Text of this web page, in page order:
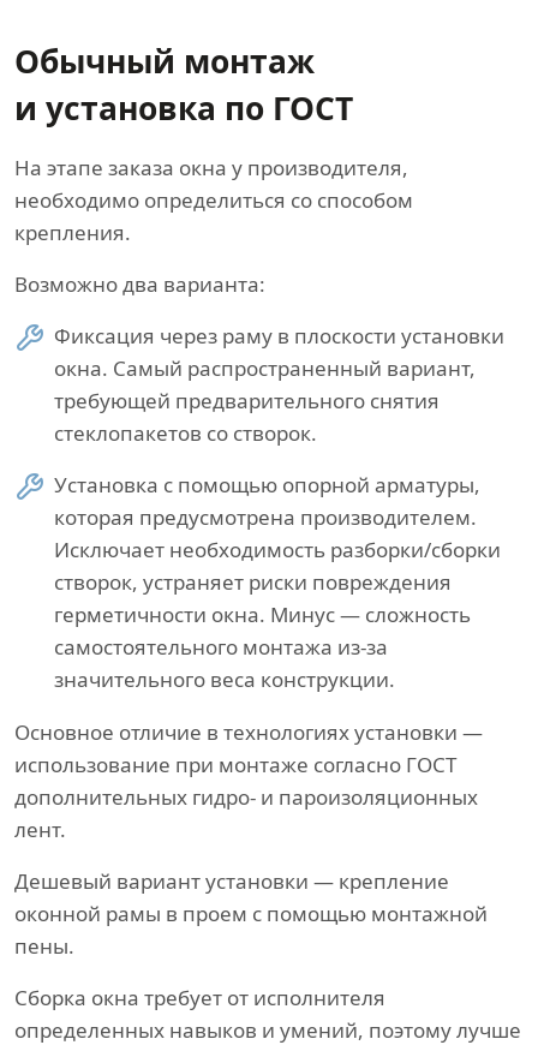
Обычный монтаж
и установка по ГОСТ
На этапе заказа окна у производителя,
необходимо определиться со способом
крепления.
Возможно два варианта:
Фиксация через раму в плоскости установки
окна. Самый распространенный вариант,
требующей предварительного снятия
стеклопакетов со створок.
Установка с помощью опорной арматуры,
которая предусмотрена производителем.
Исключает необходимость разборки/сборки
створок, устраняет риски повреждения
герметичности окна. Минус — сложность
самостоятельного монтажа из-за
значительного веса конструкции.
Основное отличие в технологиях установки —
использование при монтаже согласно ГОСТ
дополнительных гидро- и пароизоляционных
лент.
Дешевый вариант установки — крепление
оконной рамы в проем с помощью монтажной
пены.
Сборка окна требует от исполнителя
определенных навыков и умений, поэтому лучше